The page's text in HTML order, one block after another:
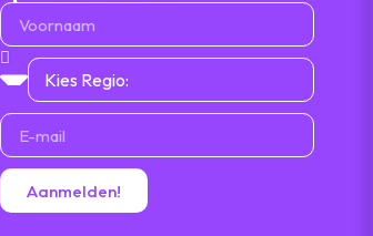
Aanmelden!